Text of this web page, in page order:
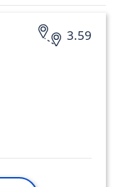
3.59